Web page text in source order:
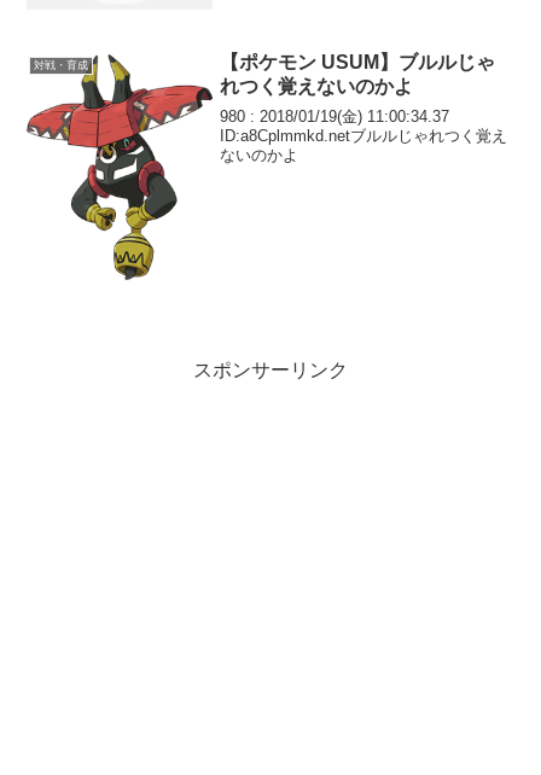
対戦・育成
【ポケモン USUM】ブルルじゃ
れつく覚えないのかよ
980 : 2018/01/19(金) 11:00:34.37
ID:a8Cplmmkd.netブルルじゃれつく覚え
ないのかよ
スポンサーリンク